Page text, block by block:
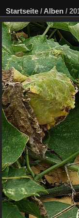
Startseite / Alben /